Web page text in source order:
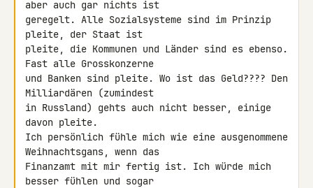
aber auch gar nichts ist
geregelt. Alle Sozialsysteme sind im Prinzip
pleite, der Staat ist
pleite, die Kommunen und Länder sind es ebenso.
Fast alle Grosskonzerne
und Banken sind pleite. Wo ist das Geld???? Den
Milliardären (zumindest
in Russland) gehts auch nicht besser, einige
davon pleite.
Ich persönlich fühle mich wie eine ausgenommene
Weihnachtsgans, wenn das
Finanzamt mit mir fertig ist. Ich würde mich
besser fühlen und sogar